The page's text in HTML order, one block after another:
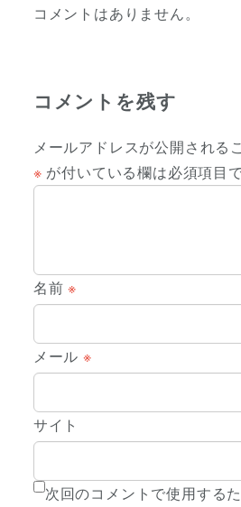
コメントはありません。
コメントを残す
メールアドレスが公開される
※ が付いている欄は必須項目
名前※
メール ※
サイト
次回のコメントで使用する